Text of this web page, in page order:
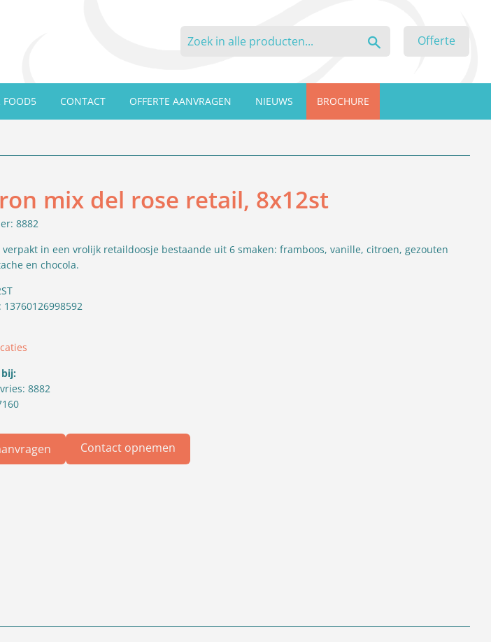
Offerte
FOOD5 CONTACT OFFERTE AANVRAGEN NIEUWS BROCHURE
mix del rose retail, 8x12st
8882
verpakt in een vrolijk retaildoosje bestaande uit 6 smaken: framboos, vanille, citroen, gezouten
en chocola.
13760126998592
8882
Contact opnemen